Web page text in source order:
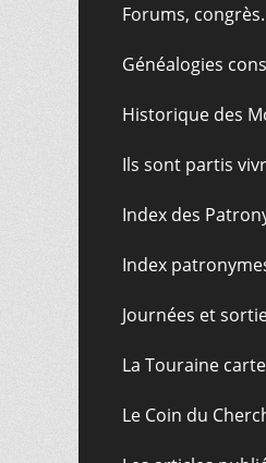
Forums,
Généalogies
Historique des
Ils sont partis
Index des
Index
Journées et
La Touraine
Le Coin du